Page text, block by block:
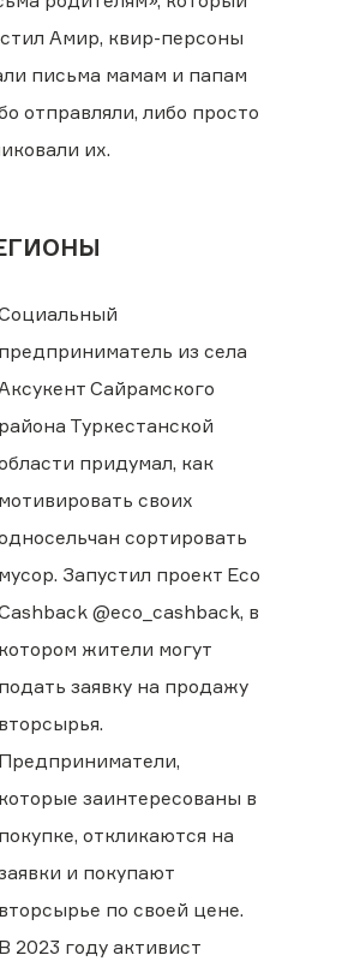
Амир, квир-персоны
письма мамам и папам
отправляли, либо просто
их.
предприниматель из села
Сайрамского
района Туркестанской
придумал, как
мотивировать своих
сортировать
мусор. Запустил проект Eco
@eco_cashback, в
котором жители могут
подать заявку на продажу
вторсырья.
Предприниматели,
которые заинтересованы в
покупке, откликаются на
и покупают
вторсырье по своей цене.
В 2023 году активист